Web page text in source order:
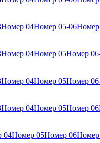
Номер 04Номер 05-06
Номер 04Номер 05Номер
Номер 04Номер 05Номер
Номер 04Номер 05Номер 06
04Номер 05Номер 06